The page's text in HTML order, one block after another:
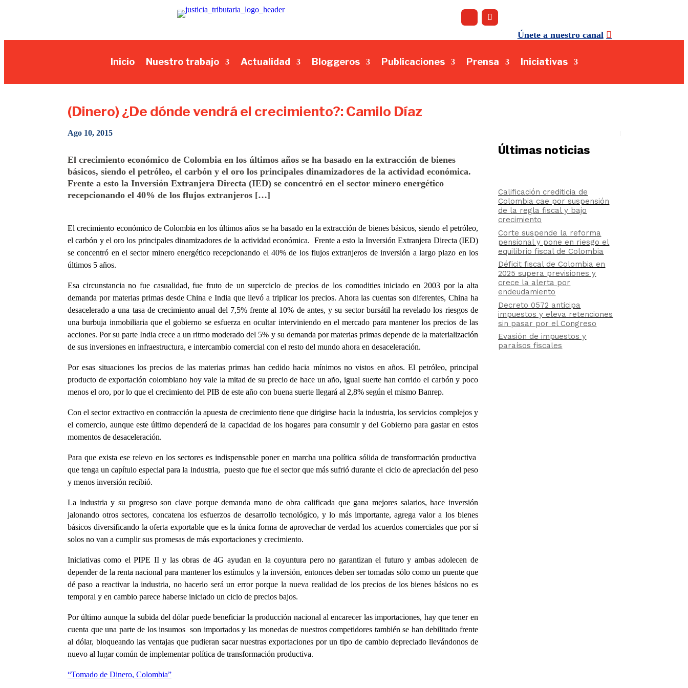
Únete a nuestro canal
Inicio Nuestro trabajo Actualidad Bloggeros Publicaciones Prensa Iniciativas
(Dinero) ¿De dónde vendrá el crecimiento?: Camilo Díaz
Ago 10, 2015
El crecimiento económico de Colombia en los últimos años se ha basado en la extracción de bienes
básicos, siendo el petróleo, el carbón y el oro los principales dinamizadores de la actividad económica.
Frente a esto la Inversión Extranjera Directa (IED) se concentró en el sector minero energético
recepcionando el 40% de los flujos extranjeros […]
El crecimiento económico de Colombia en los últimos años se ha basado en la extracción de bienes básicos, siendo el petróleo,
el carbón y el oro los principales dinamizadores de la actividad económica. Frente a esto la Inversión Extranjera Directa (IED)
se concentró en el sector minero energético recepcionando el 40% de los flujos extranjeros de inversión a largo plazo en los
últimos 5 años.
Esa circunstancia no fue casualidad, fue fruto de un superciclo de precios de los comodities iniciado en 2003 por la alta
demanda por materias primas desde China e India que llevó a triplicar los precios. Ahora las cuentas son diferentes, China ha
desacelerado a una tasa de crecimiento anual del 7,5% frente al 10% de antes, y su sector bursátil ha revelado los riesgos de
una burbuja inmobiliaria que el gobierno se esfuerza en ocultar interviniendo en el mercado para mantener los precios de las
acciones. Por su parte India crece a un ritmo moderado del 5% y su demanda por materias primas depende de la materialización
de sus inversiones en infraestructura, e intercambio comercial con el resto del mundo ahora en desaceleración.
Por esas situaciones los precios de las materias primas han cedido hacia mínimos no vistos en años. El petróleo, principal
producto de exportación colombiano hoy vale la mitad de su precio de hace un año, igual suerte han corrido el carbón y poco
menos el oro, por lo que el crecimiento del PIB de este año con buena suerte llegará al 2,8% según el mismo Banrep.
Con el sector extractivo en contracción la apuesta de crecimiento tiene que dirigirse hacia la industria, los servicios complejos y
el comercio, aunque este último dependerá de la capacidad de los hogares para consumir y del Gobierno para gastar en estos
momentos de desaceleración.
Para que exista ese relevo en los sectores es indispensable poner en marcha una política sólida de transformación productiva
que tenga un capítulo especial para la industria, puesto que fue el sector que más sufrió durante el ciclo de apreciación del peso
y menos inversión recibió.
La industria y su progreso son clave porque demanda mano de obra calificada que gana mejores salarios, hace inversión
jalonando otros sectores, concatena los esfuerzos de desarrollo tecnológico, y lo más importante, agrega valor a los bienes
básicos diversificando la oferta exportable que es la única forma de aprovechar de verdad los acuerdos comerciales que por sí
solos no van a cumplir sus promesas de más exportaciones y crecimiento.
Iniciativas como el PIPE II y las obras de 4G ayudan en la coyuntura pero no garantizan el futuro y ambas adolecen de
depender de la renta nacional para mantener los estímulos y la inversión, entonces deben ser tomadas sólo como un puente que
dé paso a reactivar la industria, no hacerlo será un error porque la nueva realidad de los precios de los bienes básicos no es
temporal y en cambio parece haberse iniciado un ciclo de precios bajos.
Por último aunque la subida del dólar puede beneficiar la producción nacional al encarecer las importaciones, hay que tener en
cuenta que una parte de los insumos son importados y las monedas de nuestros competidores también se han debilitado frente
al dólar, bloqueando las ventajas que pudieran sacar nuestras exportaciones por un tipo de cambio depreciado llevándonos de
nuevo al lugar común de implementar política de transformación productiva.
“Tomado de Dinero, Colombia”
Últimas noticias
Calificación crediticia de
Colombia cae por suspensión
de la regla fiscal y bajo
crecimiento
Corte suspende la reforma
pensional y pone en riesgo el
equilibrio fiscal de Colombia
Déficit fiscal de Colombia en
2025 supera previsiones y
crece la alerta por
endeudamiento
Decreto 0572 anticipa
impuestos y eleva retenciones
sin pasar por el Congreso
Evasión de impuestos y
paraísos fiscales